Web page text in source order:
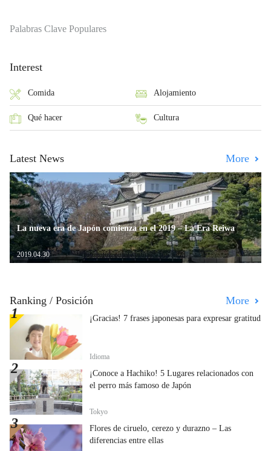
Palabras Clave Populares
Interest
Comida Alojamiento
Qué hacer Cultura
Latest News More
La nueva era de Japón comienza en el 2019 – La Era Reiwa
2019.04.30
Ranking / Posición More
¡Gracias! 7 frases japonesas para expresar gratitud
Idioma
¡Conoce a Hachiko! 5 Lugares relacionados con
el perro más famoso de Japón
Tokyo
Flores de ciruelo, cerezo y durazno – Las
diferencias entre ellas